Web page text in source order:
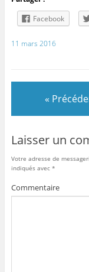
Facebook
11 mars 2016
«
Laisser un
Votre adresse de
indiqués avec *
Commentaire